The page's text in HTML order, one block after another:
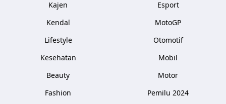
Kajen
Kendal
Lifestyle
Kesehatan
Beauty
Fashion
Esport
MotoGP
Otomotif
Mobil
Motor
Pemilu 2024